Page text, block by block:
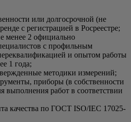
или долгосрочной (не
с регистрацией в Росреестре;
менее 2 официально
с профильным
и опытом работы
1 года;
методики измерений;
приборы (в собственности
выполнения работ в соответствии
качества по ГОСТ ISO/IEC 17025-